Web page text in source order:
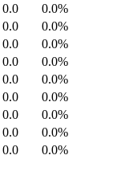
0.0
0.0%
0.0
0.0%
0.0
0.0%
0.0
0.0%
0.0
0.0%
0.0
0.0%
0.0
0.0%
0.0
0.0%
0.0
0.0%